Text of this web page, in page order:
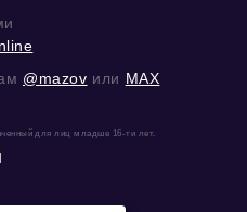
@mazov или MAX
для лиц младше 16-ти лет.